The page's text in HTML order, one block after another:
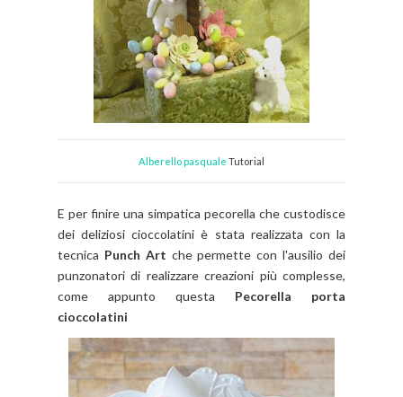
Alberello pasquale Tutorial
E per finire una simpatica pecorella che custodisce
dei deliziosi cioccolatini è stata realizzata con la
tecnica Punch Art che permette con l'ausilio dei
punzonatori di realizzare creazioni più complesse,
come appunto questa Pecorella porta
cioccolatini